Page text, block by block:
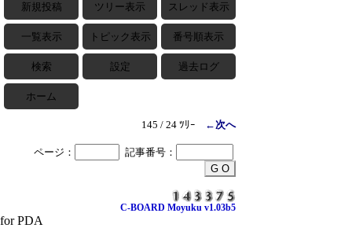
新規投稿 ツリー表示 スレッド表示
一覧表示 トピック表示 番号順表示
検索 設定 過去ログ
ホーム
145 / 24 ﾂﾘｰ ←次へ
ページ： 記事番号：
C-BOARD Moyuku v1.03b5
for PDA